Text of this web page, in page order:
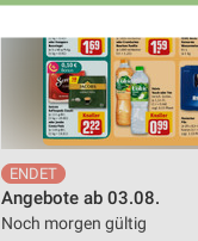
Angebote ab 03.08.
Noch morgen gültig